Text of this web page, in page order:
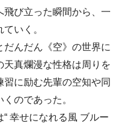
び立った瞬間から、一
いく。
だんだん《空》の世界に
真爛漫な性格は周りを
に励む先輩の空知や同
のであった。
幸せになれる風 ブルー